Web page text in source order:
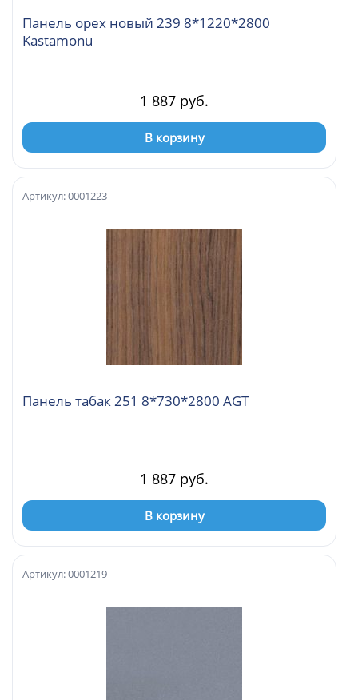
Панель орех новый 239 8*1220*2800
Kastamonu
1 887 руб.
В корзину
Панель табак 251 8*730*2800 AGT
Артикул: 0001223
1 887 руб.
В корзину
Артикул: 0001219